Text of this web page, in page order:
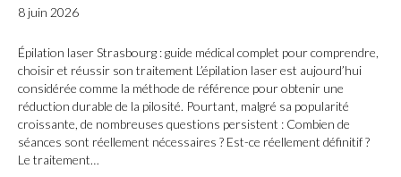
8 juin 2026
Épilation laser Strasbourg : guide médical complet pour comprendre,
choisir et réussir son traitement L’épilation laser est aujourd’hui
considérée comme la méthode de référence pour obtenir une
réduction durable de la pilosité. Pourtant, malgré sa popularité
croissante, de nombreuses questions persistent : Combien de
séances sont réellement nécessaires ? Est-ce réellement définitif ?
Le traitement…